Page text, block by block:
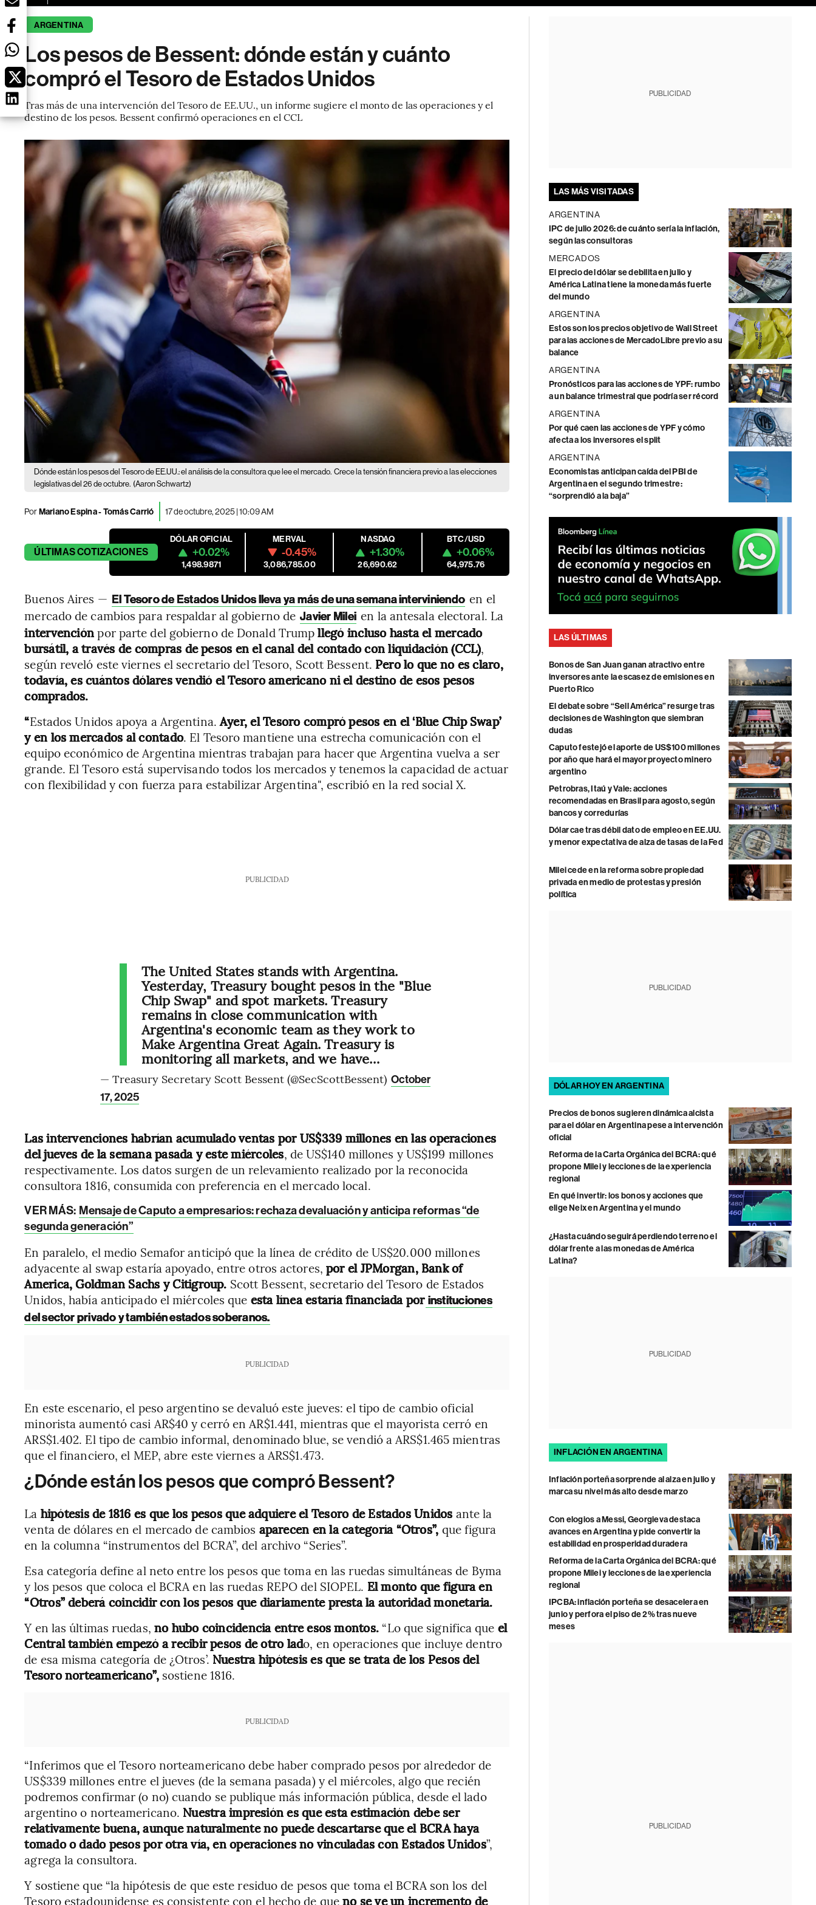
ARGENTINA
Los pesos de Bessent: dónde están y cuánto
compró el Tesoro de Estados Unidos
Tras más de una intervención del Tesoro de EE.UU., un informe sugiere el monto de las operaciones y el
destino de los pesos. Bessent confirmó operaciones en el CCL
Dónde están los pesos del Tesoro de EE.UU.: el análisis de la consultora que lee el mercado. Crece la tensión financiera previo a las elecciones
legislativas del 26 de octubre. (Aaron Schwartz)
PorMariano Espina-Tomás Carrió 17 de octubre, 2025 | 10:09 AM
ÚLTIMASCOTIZACIONES
DÓLAR OFICIAL
+0.02%
1,498.9871
MERVAL
-0.45%
3,086,785.00
NASDAQ
+1.30%
26,690.62
BTC/USD
+0.06%
64,975.76
Buenos Aires — El Tesoro de Estados Unidos lleva ya más de una semana interviniendo en el
mercado de cambios para respaldar al gobierno de Javier Milei en la antesala electoral. La
intervenciónpor parte del gobierno de Donald Trumpllegó incluso hasta el mercado
bursátil, a través de compras de pesos en el canal del contado con liquidación (CCL),
según reveló este viernes el secretario del Tesoro, Scott Bessent. Pero lo que no es claro,
todavía, es cuántos dólares vendió el Tesoro americano ni el destino de esos pesos
comprados.
“Estados Unidos apoya a Argentina.Ayer, el Tesoro compró pesos en el ‘Blue Chip Swap’
y en los mercados al contado. El Tesoro mantiene una estrecha comunicación con el
equipo económico de Argentina mientras trabajan para hacer que Argentina vuelva a ser
grande. El Tesoro está supervisando todos los mercados y tenemos la capacidad de actuar
con flexibilidad y con fuerza para estabilizar Argentina", escribió en la red social X.
PUBLICIDAD
The United States stands with Argentina.
Yesterday, Treasury bought pesos in the "Blue
Chip Swap" and spot markets. Treasury
remains in close communication with
Argentina's economic team as they work to
Make Argentina Great Again. Treasury is
monitoring all markets, and we have…
— Treasury Secretary Scott Bessent (@SecScottBessent) October
17, 2025
Las intervenciones habrían acumulado ventas por US$339 millones en las operaciones
del jueves de la semana pasada y este miércoles, de US$140 millones y US$199 millones
respectivamente. Los datos surgen de un relevamiento realizado por la reconocida
consultora 1816, consumida con preferencia en el mercado local.
VER MÁS: Mensaje de Caputo a empresarios: rechaza devaluación y anticipa reformas “de
segunda generación”
En paralelo, el medio Semafor anticipó que la línea de crédito de US$20.000 millones
adyacente al swap estaría apoyado, entre otros actores, por el JPMorgan, Bank of
America, Goldman Sachs y Citigroup. Scott Bessent, secretario del Tesoro de Estados
Unidos, había anticipado el miércoles que esta línea estaría financiada por instituciones
del sector privado y también estados soberanos.
PUBLICIDAD
En este escenario, el peso argentino se devaluó este jueves: el tipo de cambio oficial
minorista aumentó casi AR$40 y cerró en AR$1.441, mientras que el mayorista cerró en
ARS$1.402. El tipo de cambio informal, denominado blue, se vendió a ARS$1.465 mientras
que el financiero, el MEP, abre este viernes a ARS$1.473.
¿Dónde están los pesos que compró Bessent?
La hipótesis de 1816 es que los pesos que adquiere el Tesoro de Estados Unidos ante la
venta de dólares en el mercado de cambios aparecen en la categoría “Otros”, que figura
en la columna “instrumentos del BCRA”, del archivo “Series”.
Esa categoría define al neto entre los pesos que toma en las ruedas simultáneas de Byma
y los pesos que coloca el BCRA en las ruedas REPO del SIOPEL. El monto que figura en
“Otros” deberá coincidir con los pesos que diariamente presta la autoridad monetaria.
Y en las últimas ruedas, no hubo coincidencia entre esos montos. “Lo que significa que el
Central también empezó a recibir pesos de otro lado, en operaciones que incluye dentro
de esa misma categoría de ¿Otros’. Nuestra hipótesis es que se trata de los Pesos del
Tesoro norteamericano”,sostiene 1816.
PUBLICIDAD
“Inferimos que el Tesoro norteamericano debe haber comprado pesos por alrededor de
US$339 millones entre el jueves (de la semana pasada) y el miércoles, algo que recién
podremos confirmar (o no) cuando se publique más información pública, desde el lado
argentino o norteamericano. Nuestra impresión es que esta estimación debe ser
relativamente buena, aunque naturalmente no puede descartarse que el BCRA haya
tomado o dado pesos por otra vía, en operaciones no vinculadas con Estados Unidos”,
agrega la consultora.
Y sostiene que “la hipótesis de que este residuo de pesos que toma el BCRA son los del
Tesoro estadounidense es consistente con el hecho de queno se ve un incremento de
PUBLICIDAD
LAS MÁS VISITADAS
ARGENTINA
IPC de julio 2026: de cuánto sería la inflación,
según las consultoras
MERCADOS
El precio del dólar se debilita en julio y
América Latina tiene la moneda más fuerte
del mundo
ARGENTINA
Estos son los precios objetivo de Wall Street
para las acciones de MercadoLibre previo a su
balance
ARGENTINA
Pronósticos para las acciones de YPF: rumbo
a un balance trimestral que podría ser récord
ARGENTINA
Por qué caen las acciones de YPF y cómo
afecta a los inversores el split
ARGENTINA
Economistas anticipan caída del PBI de
Argentina en el segundo trimestre:
“sorprendió a la baja”
LAS ÚLTIMAS
Bonos de San Juan ganan atractivo entre
inversores ante la escasez de emisiones en
Puerto Rico
El debate sobre “Sell América” resurge tras
decisiones de Washington que siembran
dudas
Caputo festejó el aporte de US$100 millones
por año que hará el mayor proyecto minero
argentino
Petrobras, Itaú y Vale: acciones
recomendadas en Brasil para agosto, según
bancos y corredurías
Dólar cae tras débil dato de empleo en EE.UU.
y menor expectativa de alza de tasas de la Fed
Milei cede en la reforma sobre propiedad
privada en medio de protestas y presión
política
PUBLICIDAD
DÓLAR HOY EN ARGENTINA
Precios de bonos sugieren dinámica alcista
para el dólar en Argentina pese a intervención
oficial
Reforma de la Carta Orgánica del BCRA: qué
propone Milei y lecciones de la experiencia
regional
En qué invertir: los bonos y acciones que
elige Neix en Argentina y el mundo
¿Hasta cuándo seguirá perdiendo terreno el
dólar frente a las monedas de América
Latina?
PUBLICIDAD
INFLACIÓN EN ARGENTINA
Inflación porteña sorprende al alza en julio y
marca su nivel más alto desde marzo
Con elogios a Messi, Georgieva destaca
avances en Argentina y pide convertir la
estabilidad en prosperidad duradera
Reforma de la Carta Orgánica del BCRA: qué
propone Milei y lecciones de la experiencia
regional
IPCBA: inflación porteña se desacelera en
junio y perfora el piso de 2% tras nueve
meses
PUBLICIDAD